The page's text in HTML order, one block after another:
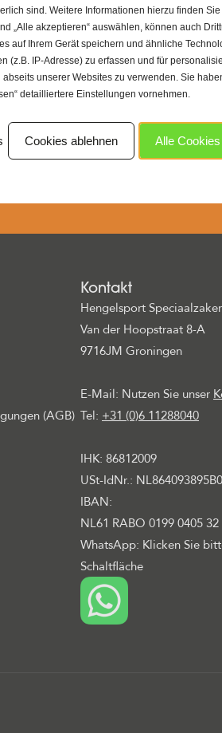
für hochwertiges Karpfenfutter und
des Karpfenangelns wissen
zu angeln. Deshalb bieten wir nur die
Preis an. Unsere Produkte werden
zu erhöhen.
(AGB)
Kontakt
Hengelsport
Van der Hoopstraat 8-A
9716JM Groningen
E-Mail: Nutzen Sie unser
Tel: +31 (0)6 11288040
IHK: 86812009
USt-IdNr.:
IBAN:
NL61 RABO 0199 0405 32
WhatsApp: Klicken Sie
Schaltfläche
sind. Weitere Informationen hierzu finden
„Alle akzeptieren“ auswählen, können auch
auf Ihrem Gerät speichern und ähnliche
(z.B. IP-Adresse) zu erfassen und für
unserer Websites zu verwenden. Sie
detailliertere Einstellungen vornehmen.
Alle
Cookies ablehnen